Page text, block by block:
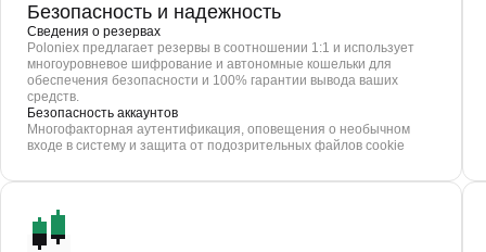
Безопасность и надежность
Сведения о резервах
Poloniex предлагает резервы в соотношении 1:1 и использует
многоуровневое шифрование и автономные кошельки для
обеспечения безопасности и 100% гарантии вывода ваших
средств.
Безопасность аккаунтов
Многофакторная аутентификация, оповещения о необычном
входе в систему и защита от подозрительных файлов cookie